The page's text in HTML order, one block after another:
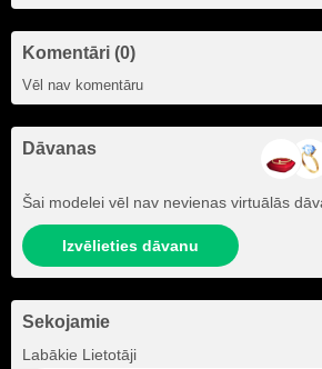
Komentāri (0)
Vēl nav komentāru
Dāvanas
Šai modelei vēl nav nevienas virtuālās
Izvēlieties dāvanu
Sekojamie
Labākie Lietotāji
+3